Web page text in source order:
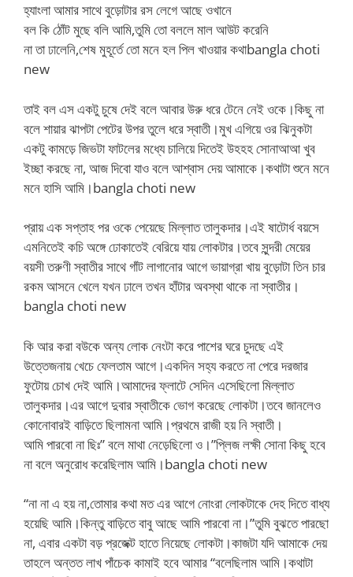
হ্যাংলা আমার সাথে বুড়োটার রস লেগে আছে ওখানে
বল কি ঠোঁট মুছে বলি আমি,তুমি তো বললে মাল আউট করেনি
না তা ঢালেনি,শেষ মুহূর্তে তো মনে হল পিল খাওয়ার কথাbangla choti
new
তাই বল এস একটু চুষে দেই বলে আবার উরু ধরে টেনে নেই ওকে।কিছু না
বলে শায়ার ঝাপটা পেটের উপর তুলে ধরে স্বাতী।মুখ এগিয়ে ওর ঝিনুকটা
একটু কামড়ে জিভটা ফাটলের মধ্যে চালিয়ে দিতেই উহহহ সোনাআআ খুব
ইচ্ছা করছে না, আজ দিবো যাও বলে আশ্বাস দেয় আমাকে।কথাটা শুনে মনে
মনে হাসি আমি।bangla choti new
প্রায় এক সপ্তাহ পর ওকে পেয়েছে মিল্লাত তালুকদার।এই ষাটোর্ধ বয়সে
এমনিতেই কচি অঙ্গে ঢোকাতেই বেরিয়ে যায় লোকটার।তবে সুন্দরী মেয়ের
বয়সী তরুণী স্বাতীর সাথে গাঁট লাগানোর আগে ভায়াগ্রা খায় বুড়োটা তিন চার
রকম আসনে খেলে যখন ঢালে তখন হাঁটার অবস্থা থাকে না স্বাতীর।
bangla choti new
কি আর করা বউকে অন্য লোক নেংটা করে পাশের ঘরে চুদছে এই
উত্তেজনায় খেচে ফেলতাম আগে।একদিন সহ্য করতে না পেরে দরজার
ফুটোয় চোখ দেই আমি।আমাদের ফ্লাটে সেদিন এসেছিলো মিল্লাত
তালুকদার।এর আগে দুবার স্বাতীকে ভোগ করেছে লোকটা।তবে জানলেও
কোনোবারই বাড়িতে ছিলামনা আমি।প্রথমে রাজী হয় নি স্বাতী।
আমি পারবো না ছিঃ” বলে মাথা নেড়েছিলো ও।”প্লিজ লক্ষী সোনা কিছু হবে
না বলে অনুরোধ করেছিলাম আমি।bangla choti new
“না না এ হয় না,তোমার কথা মত এর আগে নোংরা লোকটাকে দেহ দিতে বাধ্য
হয়েছি আমি।কিন্তু বাড়িতে বাবু আছে আমি পারবো না।”তুমি বুঝতে পারছো
না, এবার একটা বড় প্রজেক্ট হাতে নিয়েছে লোকটা।কাজটা যদি আমাকে দেয়
তাহলে অন্তত লাখ পাঁচেক কামাই হবে আমার “বলেছিলাম আমি।কথাটা